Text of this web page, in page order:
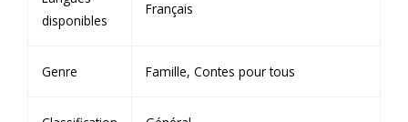
disponibles
Français
Genre Famille, Contes pour tous